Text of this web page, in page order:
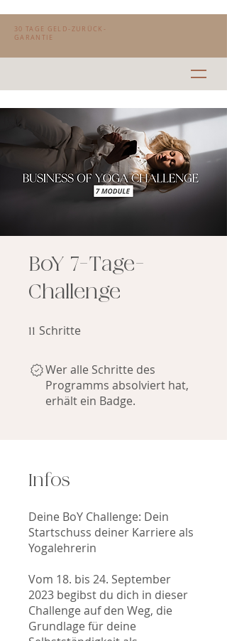
30 TAGE GELD-ZURÜCK-
GARANTIE
BoY 7-Tage-
Challenge
11 Schritte
Wer alle Schritte des
Programms absolviert hat,
erhält ein Badge.
Infos
Deine BoY Challenge: Dein
Startschuss deiner Karriere als
Yogalehrerin
Vom 18. bis 24. September
2023 begibst du dich in dieser
Challenge auf den Weg, die
Grundlage für deine